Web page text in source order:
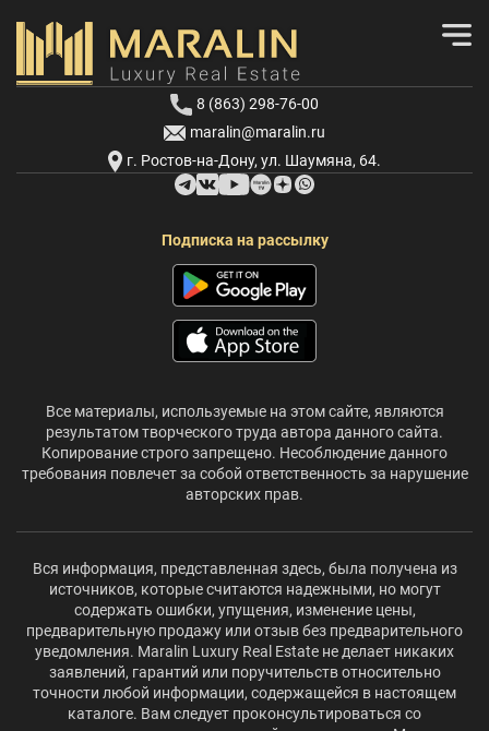
8 (863) 298-76-00
maralin@maralin.ru
г. Ростов-на-Дону, ул. Шаумяна, 64.
Подписка на рассылку
Все материалы, используемые на этом сайте, являются
результатом творческого труда автора данного сайта.
Копирование строго запрещено. Несоблюдение данного
требования повлечет за собой ответственность за нарушение
авторских прав.
Вся информация, представленная здесь, была получена из
источников, которые считаются надежными, но могут
содержать ошибки, упущения, изменение цены,
предварительную продажу или отзыв без предварительного
уведомления. Maralin Luxury Real Estate не делает никаких
заявлений, гарантий или поручительств относительно
точности любой информации, содержащейся в настоящем
каталоге. Вам следует проконсультироваться со